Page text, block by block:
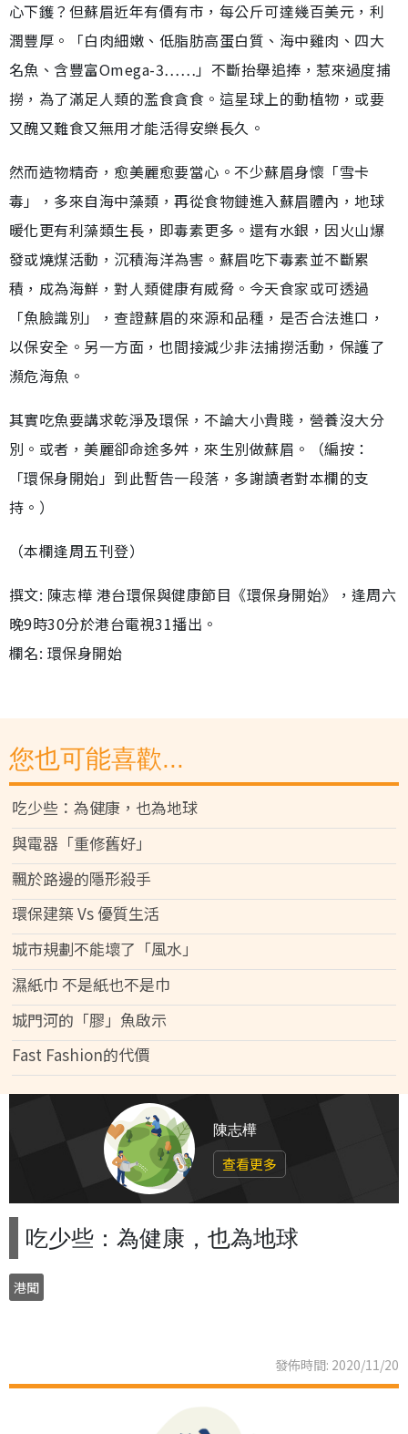
心下鑊？但蘇眉近年有價有市，每公斤可達幾百美元，利
潤豐厚。「白肉細嫩、低脂肪高蛋白質、海中雞肉、四大
名魚、含豐富Omega-3……」不斷抬舉追捧，惹來過度捕
撈，為了滿足人類的濫食貪食。這星球上的動植物，或要
又醜又難食又無用才能活得安樂長久。
然而造物精奇，愈美麗愈要當心。不少蘇眉身懷「雪卡
毒」，多來自海中藻類，再從食物鏈進入蘇眉體內，地球
暖化更有利藻類生長，即毒素更多。還有水銀，因火山爆
發或燒煤活動，沉積海洋為害。蘇眉吃下毒素並不斷累
積，成為海鮮，對人類健康有威脅。今天食家或可透過
「魚臉識別」，查證蘇眉的來源和品種，是否合法進口，
以保安全。另一方面，也間接減少非法捕撈活動，保護了
瀕危海魚。
其實吃魚要講求乾淨及環保，不論大小貴賤，營養沒大分
別。或者，美麗卻命途多舛，來生別做蘇眉。（編按：
「環保身開始」到此暫告一段落，多謝讀者對本欄的支
持。）
（本欄逢周五刊登）
撰文: 陳志樺 港台環保與健康節目《環保身開始》，逢周六
晚9時30分於港台電視31播出。
欄名: 環保身開始
您也可能喜歡...
吃少些：為健康，也為地球
與電器「重修舊好」
飄於路邊的隱形殺手
環保建築 Vs 優質生活
城市規劃不能壞了「風水」
濕紙巾 不是紙也不是巾
城門河的「膠」魚啟示
Fast Fashion的代價
陳志樺
查看更多
吃少些：為健康，也為地球
港聞
發佈時間: 2020/11/20